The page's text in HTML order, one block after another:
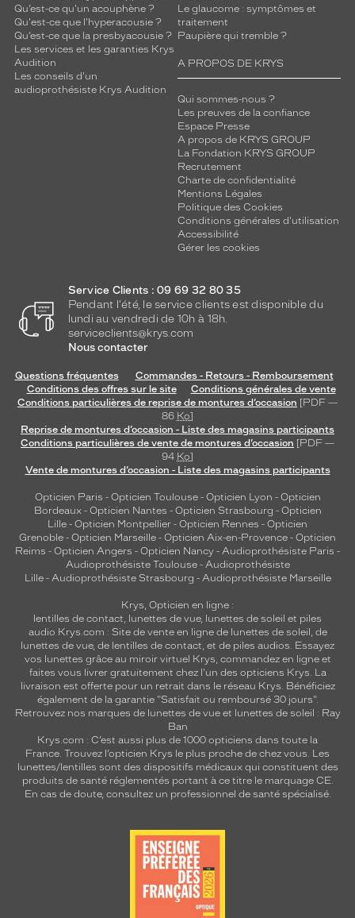
Qu’est-ce qu'un acouphène ?
Qu'est-ce que l'hyperacousie ?
Qu’est-ce que la presbyacousie ?
Les services et les garanties Krys
Audition
Les conseils d'un
audioprothésiste Krys Audition
Le glaucome : symptômes et
traitement
Paupière qui tremble ?
A PROPOS DE KRYS
Qui sommes-nous ?
Les preuves de la confiance
Espace Presse
A propos de KRYS GROUP
La Fondation KRYS GROUP
Recrutement
Charte de confidentialité
Mentions Légales
Politique des Cookies
Conditions générales d'utilisation
Accessibilité
Gérer les cookies
Service Clients : 09 69 32 80 35
Pendant l'été, le service clients est disponible du
lundi au vendredi de 10h à 18h.
serviceclients@krys.com
Nous contacter
Questions fréquentes
Commandes - Retours - Remboursement
Conditions des offres sur le site
Conditions générales de vente
Conditions particulières de reprise de montures d’occasion [PDF —
86 Ko]
Reprise de montures d’occasion - Liste des magasins participants
Conditions particulières de vente de montures d’occasion [PDF —
94 Ko]
Vente de montures d’occasion - Liste des magasins participants
Opticien Paris - Opticien Toulouse- Opticien Lyon - Opticien
Bordeaux- Opticien Nantes - Opticien Strasbourg - Opticien
Lille - Opticien Montpellier - Opticien Rennes - Opticien
Grenoble - Opticien Marseille - Opticien Aix-en-Provence - Opticien
Reims - Opticien Angers - Opticien Nancy - Audioprothésiste Paris -
Audioprothésiste Toulouse- Audioprothésiste
Lille- Audioprothésiste Strasbourg - Audioprothésiste Marseille
Krys, Opticien en ligne :
lentilles de contact, lunettes de vue, lunettes de soleil et piles
audio Krys.com : Site de vente en ligne de lunettes de soleil, de
lunettes de vue, de lentilles de contact, et de piles audios. Essayez
vos lunettes grâce au miroir virtuel Krys, commandez en ligne et
faites vous livrer gratuitement chez l'un des opticiens Krys. La
livraison est offerte pour un retrait dans le réseau Krys. Bénéficiez
également de la garantie "Satisfait ou remboursé 30 jours".
Retrouvez nos marques de lunettes de vue et lunettes de soleil : Ray
Ban
Krys.com : C’est aussi plus de 1000 opticiens dans toute la
France. Trouvez l’opticien Krys le plus proche de chez vous. Les
lunettes/lentilles sont des dispositifs médicaux qui constituent des
produits de santé réglementés portant à ce titre le marquage CE.
En cas de doute, consultez un professionnel de santé spécialisé.